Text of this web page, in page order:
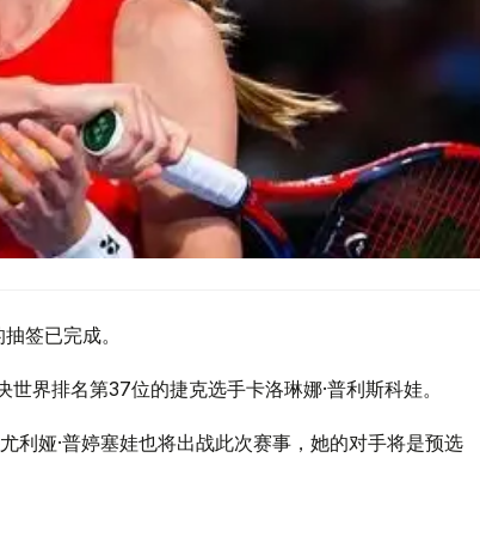
签已完成。
界排名第37位的捷克选手卡洛琳娜·普利斯科娃。
利娅·普婷塞娃也将出战此次赛事，她的对手将是预选